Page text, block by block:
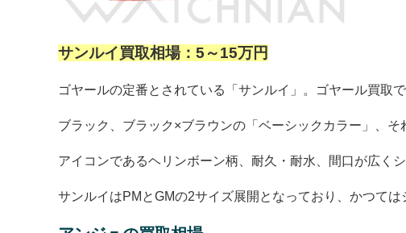
サンルイ買取相場：5～15万円
ゴヤールの定番とされている「サンルイ」。ゴヤール買取
ブラック、ブラック×ブラウンの「ベーシックカラー」、
アイコンであるヘリンボーン柄、耐久・耐水、間口が広く
サンルイはPMとGMの2サイズ展開となっており、かつて